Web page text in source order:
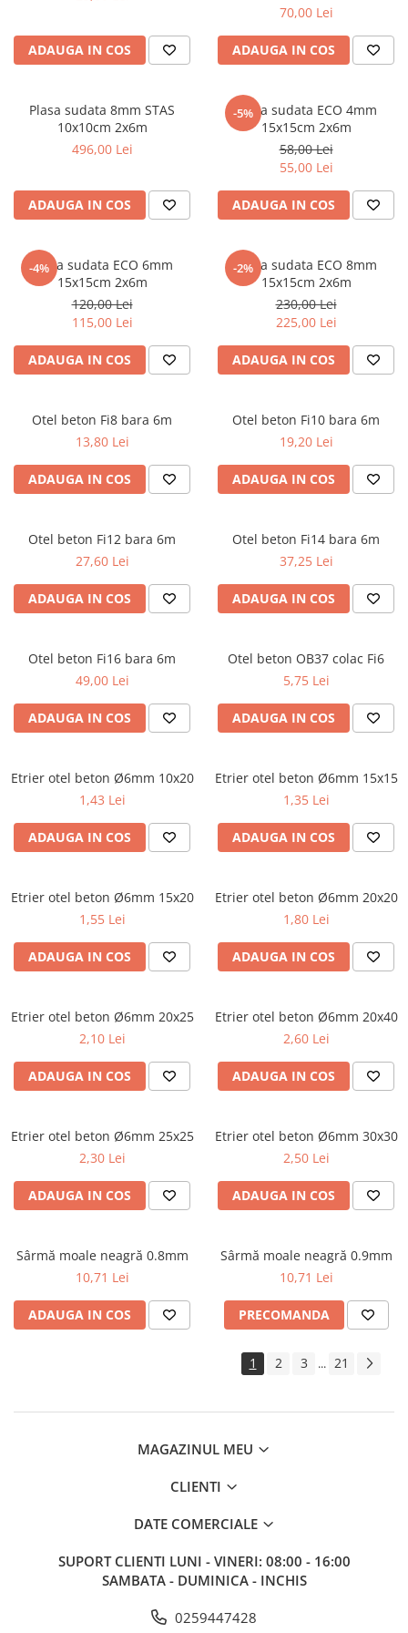
Împrejmuire
Panouri bordurate
Stâlpi și cleme
Sisteme cofraje
Sisteme de nivelare
Canciocuri și mistrii
Driști și gletiere
Scule zugrăvit
Trafaleți
ADAUGA IN COS
70,00 Lei
ADAUGA IN COS
Plasa sudata 8mm STAS
10x10cm 2x6m
496,00 Lei
ADAUGA IN COS
-5%
Plasa sudata ECO 4mm
15x15cm 2x6m
58,00 Lei
55,00 Lei
ADAUGA IN COS
-4%
Plasa sudata ECO 6mm
15x15cm 2x6m
120,00 Lei
115,00 Lei
ADAUGA IN COS
-2%
Plasa sudata ECO 8mm
15x15cm 2x6m
230,00 Lei
225,00 Lei
ADAUGA IN COS
Otel beton Fi8 bara 6m
13,80 Lei
ADAUGA IN COS
Otel beton Fi10 bara 6m
19,20 Lei
ADAUGA IN COS
Otel beton Fi12 bara 6m
27,60 Lei
ADAUGA IN COS
Otel beton Fi14 bara 6m
37,25 Lei
ADAUGA IN COS
Otel beton Fi16 bara 6m
49,00 Lei
ADAUGA IN COS
Otel beton OB37 colac Fi6
5,75 Lei
ADAUGA IN COS
Etrier otel beton Ø6mm 10x20
1,43 Lei
ADAUGA IN COS
Etrier otel beton Ø6mm 15x15
1,35 Lei
ADAUGA IN COS
Etrier otel beton Ø6mm 15x20
1,55 Lei
ADAUGA IN COS
Etrier otel beton Ø6mm 20x20
1,80 Lei
ADAUGA IN COS
Etrier otel beton Ø6mm 20x25
2,10 Lei
ADAUGA IN COS
Etrier otel beton Ø6mm 20x40
2,60 Lei
ADAUGA IN COS
Etrier otel beton Ø6mm 25x25
2,30 Lei
ADAUGA IN COS
Etrier otel beton Ø6mm 30x30
2,50 Lei
ADAUGA IN COS
Sârmă moale neagră 0.8mm
10,71 Lei
ADAUGA IN COS
Sârmă moale neagră 0.9mm
10,71 Lei
PRECOMANDA
1 2 3 ... 21
MAGAZINUL MEU
CLIENTI
DATE COMERCIALE
SUPORT CLIENTI LUNI - VINERI: 08:00 - 16:00
SAMBATA - DUMINICA - INCHIS
0259447428